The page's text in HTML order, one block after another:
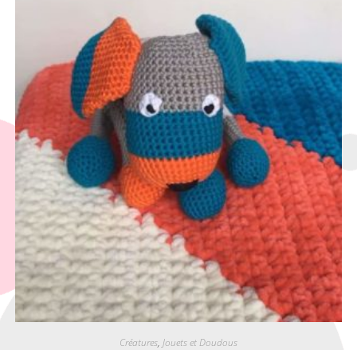
Créatures, Jouets et Doudous